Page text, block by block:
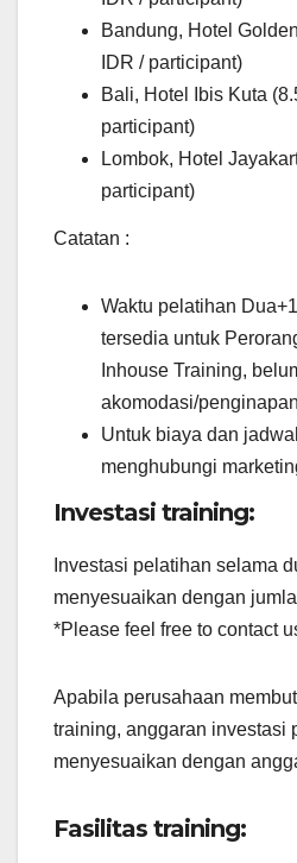
Bandung, Hotel
IDR / participant)
Bali, Hotel Ibis Kuta
participant)
Lombok, Hotel
participant)
Catatan :
Waktu pelatihan
tersedia untuk
Inhouse Training,
akomodasi/
Untuk biaya dan
menghubungi
Investasi training:
Investasi pelatihan selama
menyesuaikan dengan
*Please feel free to contact
Apabila perusahaan
training, anggaran investasi
menyesuaikan dengan
Fasilitas training: